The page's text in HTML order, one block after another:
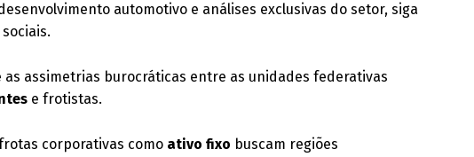
automotivo e análises exclusivas do setor, siga
as assimetrias burocráticas entre as unidades federativas
e frotistas.
corporativas como ativo fixo buscam regiões